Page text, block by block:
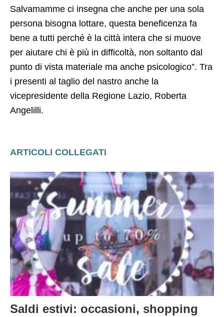
Salvamamme ci insegna che anche per una sola
persona bisogna lottare, questa beneficenza fa
bene a tutti perché è la città intera che si muove
per aiutare chi è più in difficoltà, non soltanto dal
punto di vista materiale ma anche psicologico”. Tra
i presenti al taglio del nastro anche la
vicepresidente della Regione Lazio, Roberta
Angelilli.
ARTICOLI COLLEGATI
Saldi estivi: occasioni, shopping